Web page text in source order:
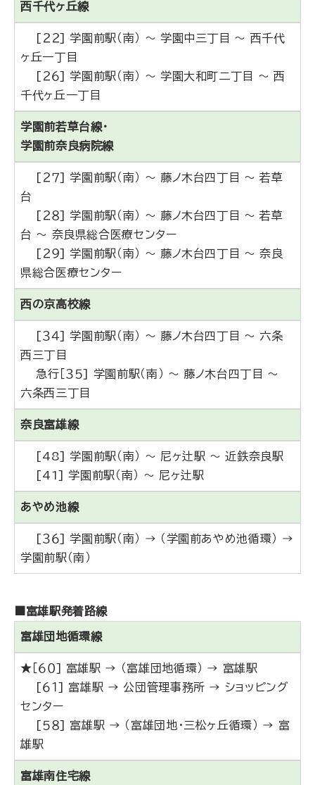
西千代ヶ丘線
[２２] 学園前駅（南） ～ 学園中三丁目 ～ 西千代
ヶ丘一丁目
[２６] 学園前駅（南） ～ 学園大和町二丁目 ～ 西
千代ヶ丘一丁目
学園前若草台線・
学園前奈良病院線
[２７] 学園前駅（南） ～ 藤ノ木台四丁目 ～ 若草
台
[２８] 学園前駅（南） ～ 藤ノ木台四丁目 ～ 若草
台 ～ 奈良県総合医療センター
[２９] 学園前駅（南） ～ 藤ノ木台四丁目 ～ 奈良
県総合医療センター
西の京高校線
[３４] 学園前駅（南） ～ 藤ノ木台四丁目 ～ 六条
西三丁目
急行［３５] 学園前駅（南） ～ 藤ノ木台四丁目 ～
六条西三丁目
奈良富雄線
[48] 学園前駅（南） ～ 尼ヶ辻駅 ～ 近鉄奈良駅
[41] 学園前駅（南） ～ 尼ヶ辻駅
あやめ池線
[３６] 学園前駅（南） → （学園前あやめ池循環） →
学園前駅（南）
■富雄駅発着路線
富雄団地循環線
★［６０] 富雄駅 → （富雄団地循環） → 富雄駅
[６１] 富雄駅 → 公団管理事務所 → ショッピング
センター
[５８] 富雄駅 → （富雄団地・三松ヶ丘循環） → 富
雄駅
富雄南住宅線